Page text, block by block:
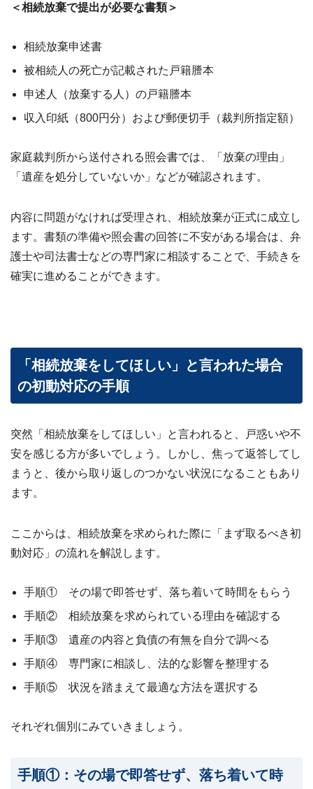
＜相続放棄で提出が必要な書類＞
相続放棄申述書
被相続人の死亡が記載された戸籍謄本
申述人（放棄する人）の戸籍謄本
収入印紙（800円分）および郵便切手（裁判所指定額）
家庭裁判所から送付される照会書では、「放棄の理由」
「遺産を処分していないか」などが確認されます。
内容に問題がなければ受理され、相続放棄が正式に成立し
ます。書類の準備や照会書の回答に不安がある場合は、弁
護士や司法書士などの専門家に相談することで、手続きを
確実に進めることができます。
「相続放棄をしてほしい」と言われた場合
の初動対応の手順
突然「相続放棄をしてほしい」と言われると、戸惑いや不
安を感じる方が多いでしょう。しかし、焦って返答してし
まうと、後から取り返しのつかない状況になることもあり
ます。
ここからは、相続放棄を求められた際に「まず取るべき初
動対応」の流れを解説します。
手順① その場で即答せず、落ち着いて時間をもらう
手順② 相続放棄を求められている理由を確認する
手順③ 遺産の内容と負債の有無を自分で調べる
手順④ 専門家に相談し、法的な影響を整理する
手順⑤ 状況を踏まえて最適な方法を選択する
それぞれ個別にみていきましょう。
手順①：その場で即答せず、落ち着いて時